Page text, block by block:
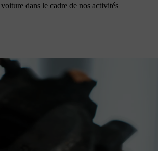
dans le cadre de nos activités